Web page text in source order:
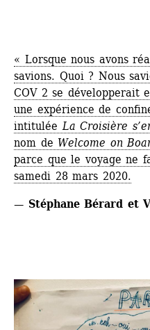
« Lorsque nous avons
savions. Quoi ? Nous
COV 2 se développerait
une expérience de
intitulée La Croisière
nom de Welcome on
parce que le voyage ne
samedi 28 mars 2020.
— Stéphane Bérard et